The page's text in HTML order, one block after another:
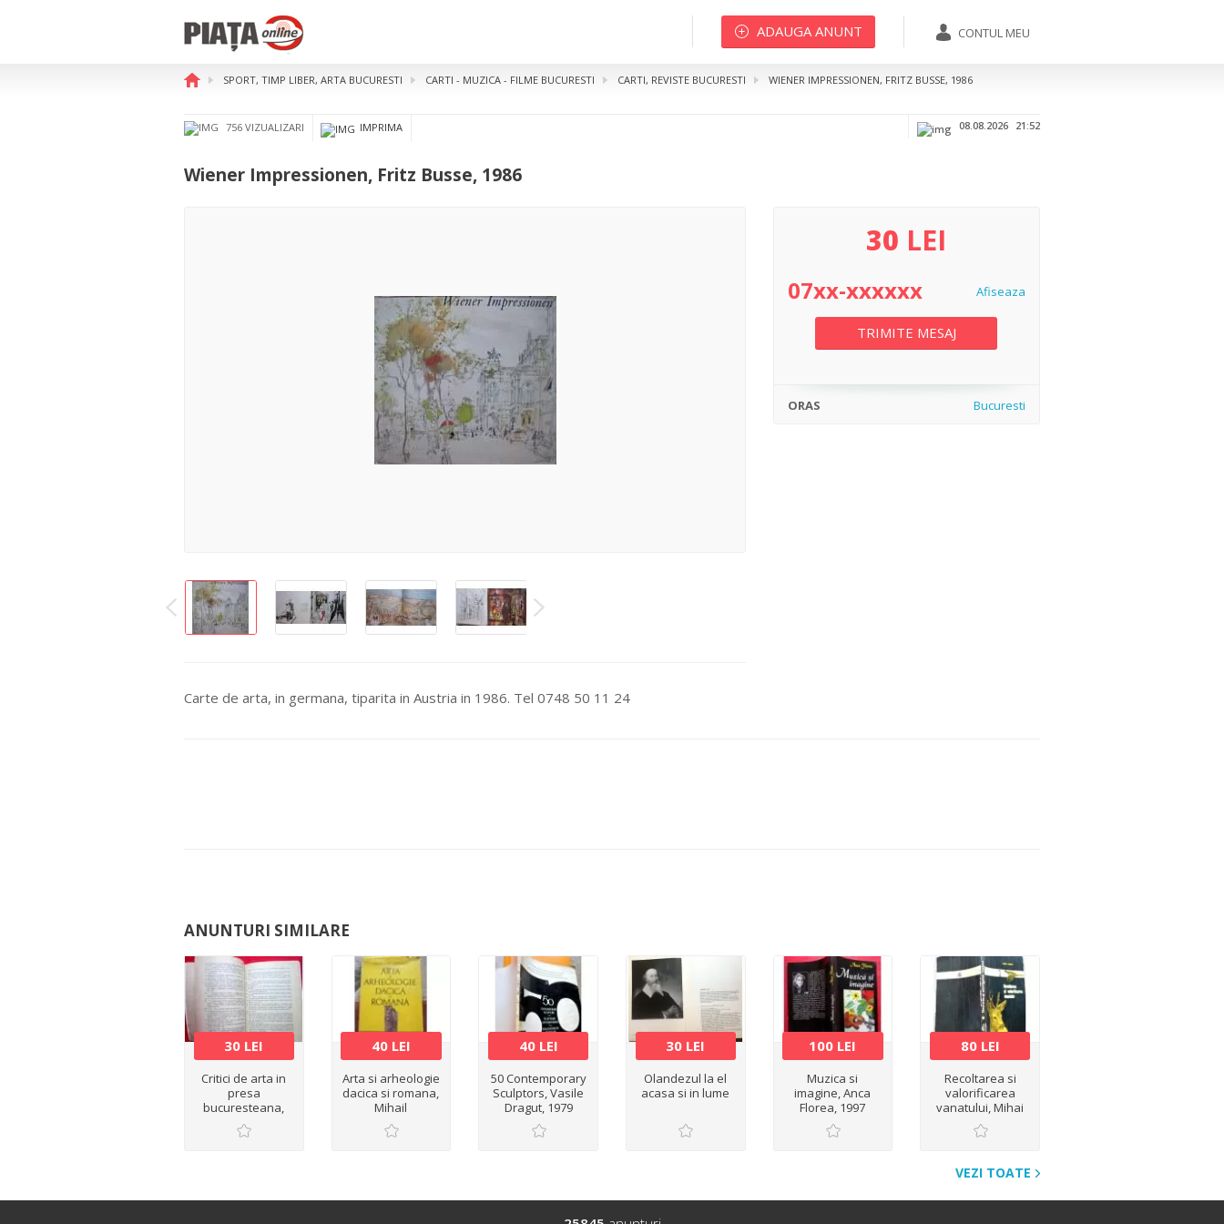
CONTUL MEU
ADAUGA ANUNT
Wiener Impressionen, Fritz Busse, 1986 07xx-xxxxxx Afiseaza
SPORT, TIMP LIBER, ARTA BUCURESTI CARTI - MUZICA - FILME BUCURESTI CARTI, REVISTE BUCURESTI WIENER IMPRESSIONEN, FRITZ BUSSE, 1986
756 VIZUALIZARI IMPRIMA 08.08.2026 21:52
Wiener Impressionen, Fritz Busse, 1986
Carte de arta, in germana, tiparita in Austria in 1986. Tel 0748 50 11 24
30 LEI
07xx-xxxxxx Afiseaza
TRIMITE MESAJ
ORAS Bucuresti
ANUNTURI SIMILARE
30 LEI
Critici de arta in
presa
bucuresteana,
Petre Oprea, 1997
40 LEI
Arta si arheologie
dacica si romana,
Mihail
Gramatopol, 1982
40 LEI
50 Contemporary
Sculptors, Vasile
Dragut, 1979
30 LEI
Olandezul la el
acasa si in lume
100 LEI
Muzica si
imagine, Anca
Florea, 1997
80 LEI
Recoltarea si
valorificarea
vanatului, Mihai
Bodea
VEZI TOATE